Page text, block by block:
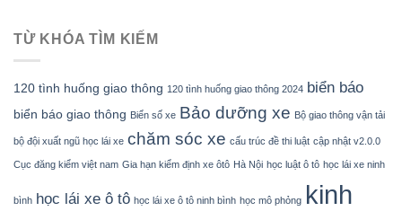
TỪ KHÓA TÌM KIẾM
120 tình huống giao thông 120 tình huống giao thông 2024 biển báo
biển báo giao thông Biển số xe Bảo dưỡng xe Bộ giao thông vận tải
bộ đội xuất ngũ học lái xe chăm sóc xe cấu trúc đề thi luật cập nhật v2.0.0
Cục đăng kiểm việt nam Gia hạn kiểm định xe ôtô Hà Nội học luật ô tô học lái xe ninh
bình học lái xe ô tô học lái xe ô tô ninh bình học mô phỏng kinh